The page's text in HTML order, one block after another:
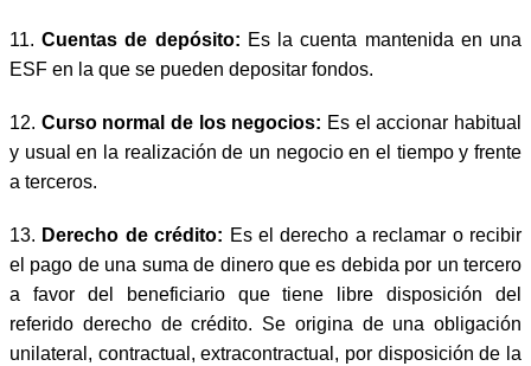
11.Cuentas de depósito: Es la cuenta mantenida en una
ESF en la que se pueden depositar fondos.
12. Curso normal de los negocios: Es el accionar habitual
y usual en la realización de un negocio en el tiempo y frente
a terceros.
13. Derecho de crédito: Es el derecho a reclamar o recibir
el pago de una suma de dinero que es debida por un tercero
a favor del beneficiario que tiene libre disposición del
referido derecho de crédito. Se origina de una obligación
unilateral, contractual, extracontractual, por disposición de la